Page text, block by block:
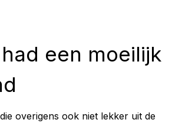
een moeilijk
overigens ook niet lekker uit de